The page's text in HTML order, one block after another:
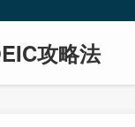
攻略法